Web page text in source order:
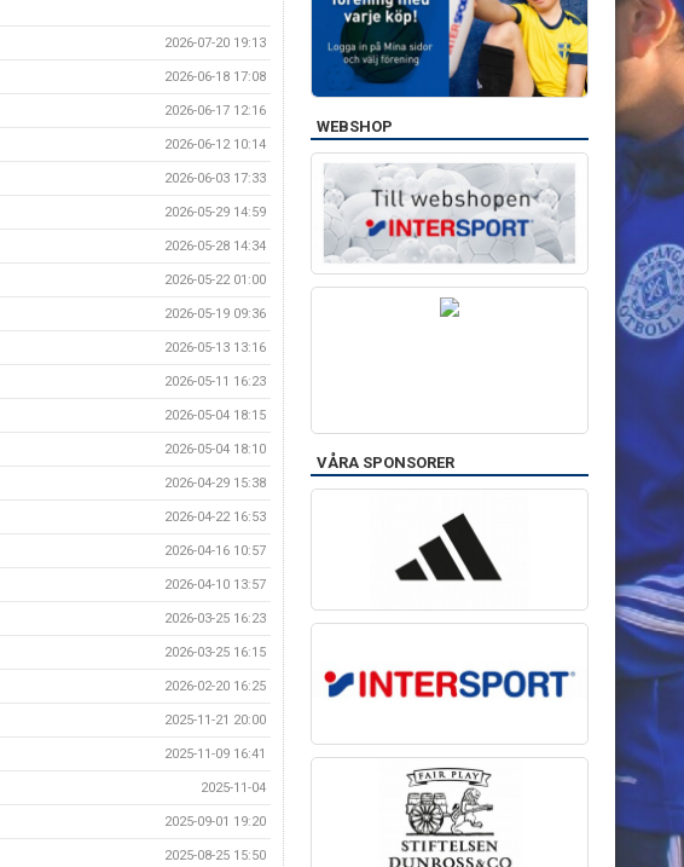
2026-07-20 19:13
2026-06-18 17:08
2026-06-17 12:16
2026-06-12 10:14
2026-06-03 17:33
2026-05-29 14:59
2026-05-28 14:34
2026-05-22 01:00
2026-05-19 09:36
2026-05-13 13:16
2026-05-11 16:23
2026-05-04 18:15
2026-05-04 18:10
2026-04-29 15:38
2026-04-22 16:53
2026-04-16 10:57
2026-04-10 13:57
2026-03-25 16:23
2026-03-25 16:15
2026-02-20 16:25
2025-11-21 20:00
2025-11-09 16:41
2025-11-04
2025-09-01 19:20
2025-08-25 15:50
WEBSHOP
VÅRA SPONSORER